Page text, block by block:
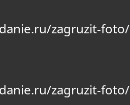
zagruzit-foto/
zagruzit-foto/